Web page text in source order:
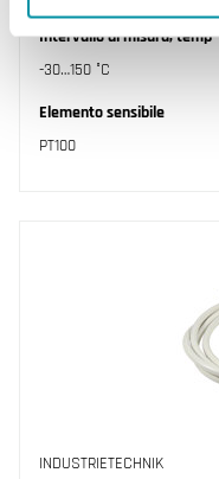
Intervallo di misura, temp
-30…150 °C
Elemento sensibile
PT100
INDUSTRIETECHNIK